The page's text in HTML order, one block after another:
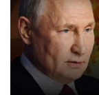
ทหารรัสเซีย ซีไอเ
พริโกซินเป็นนักแ
ประวัติศาสตร์ เชิด